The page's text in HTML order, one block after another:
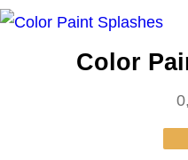
y
Color